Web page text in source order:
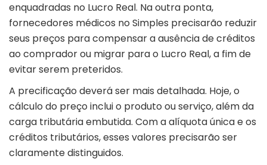
enquadradas no Lucro Real. Na outra ponta,
fornecedores médicos no Simples precisarão reduzir
seus preços para compensar a ausência de créditos
ao comprador ou migrar para o Lucro Real, a fim de
evitar serem preteridos.
A precificação deverá ser mais detalhada. Hoje, o
cálculo do preço inclui o produto ou serviço, além da
carga tributária embutida. Com a alíquota única e os
créditos tributários, esses valores precisarão ser
claramente distinguidos.